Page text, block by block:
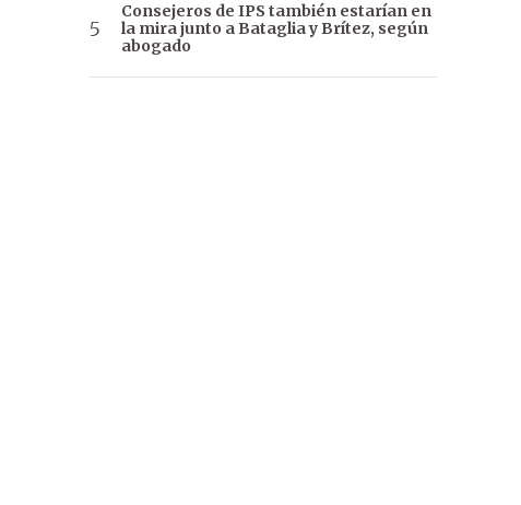
Consejeros de IPS también estarían en
la mira junto a Bataglia y Brítez, según
abogado